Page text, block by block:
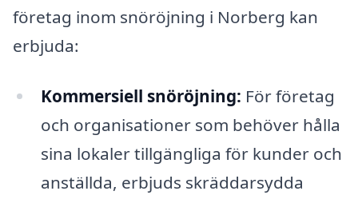
företag inom snöröjning i Norberg kan
erbjuda:
Kommersiell snöröjning: För företag
och organisationer som behöver hålla
sina lokaler tillgängliga för kunder och
anställda, erbjuds skräddarsydda